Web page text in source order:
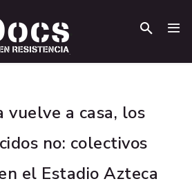
vuelve a casa, los
no: colectivos
el Estadio Azteca